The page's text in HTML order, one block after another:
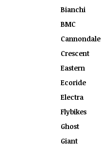
Bianchi
BMC
Cannondale
Crescent
Eastern
Ecoride
Electra
Flybikes
Ghost
Giant